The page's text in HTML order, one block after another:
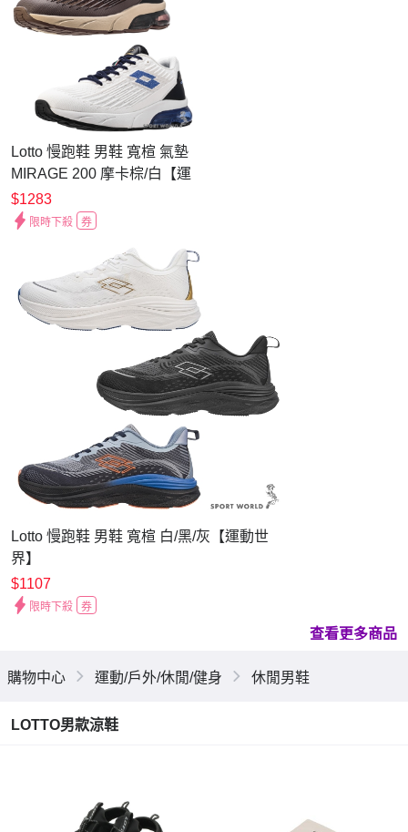
Lotto 慢跑鞋 男鞋 寬楦 氣墊
MIRAGE 200 摩卡棕/白【運
動世界】
LT6AMR5125/LT6AMR5126
$1283
限時下殺 券
Lotto 慢跑鞋 男鞋 寬楦 白/黑/灰【運動世
界】
LT5AMR0169/LT5AMR0160/LT5AMR0168
$1107
限時下殺 券
查看更多商品
購物中心 運動/戶外/休閒/健身 休閒男鞋
LOTTO男款涼鞋